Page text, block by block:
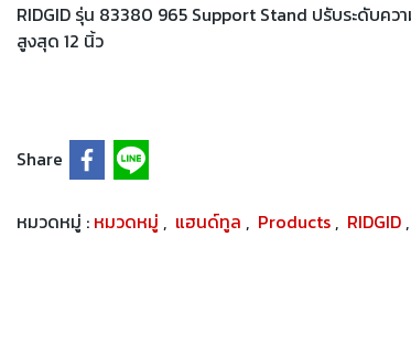
RIDGID รุ่น 83380 965 Support Stand ปรับระดับค
สูงสุด 12 นิ้ว
Share
หมวดหมู่ : หมวดหมู่ , แฮนด์ทูล , Products , RIDGID ,